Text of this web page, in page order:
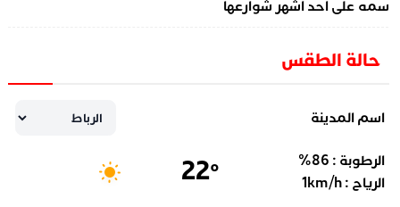
على أحد أشهر شوارعها
حالة الطقس
اسم المدينة
الرطوبة : 86
%
الرياح :
1km/h
22